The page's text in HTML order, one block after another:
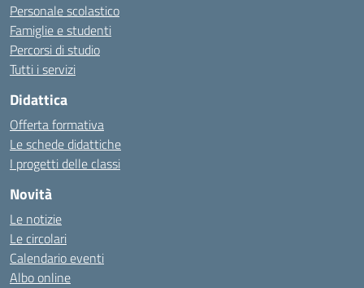
Personale scolastico
Famiglie e studenti
Percorsi di studio
Tutti i servizi
Didattica
Offerta formativa
Le schede didattiche
I progetti delle classi
Novità
Le notizie
Le circolari
Calendario eventi
Albo online